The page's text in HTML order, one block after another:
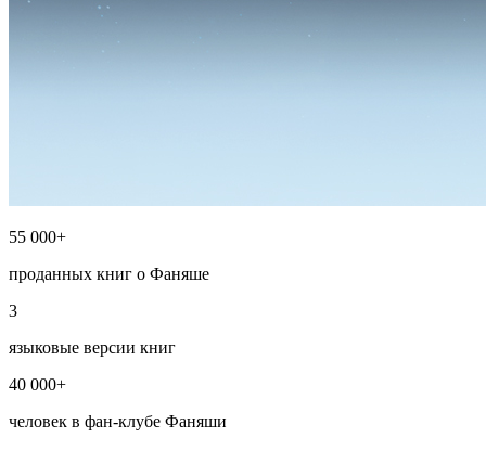
55 000+
проданных книг о Фаняше
3
языковые версии книг
40 000+
человек в фан-клубе Фаняши